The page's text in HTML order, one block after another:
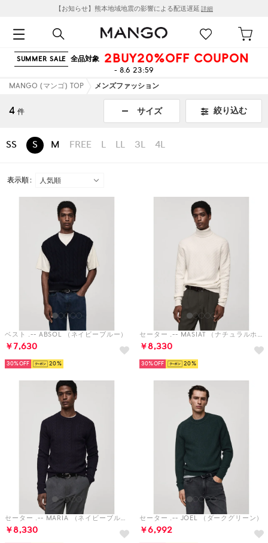
【お知らせ】熊本地域地震の影響による配送遅延 詳細
SUMMER SALE 全品対象 2BUY20%OFF COUPON
- 8.6 23:59
MANGO (マンゴ) TOP メンズファッション
4 件 サイズ 絞り込む
SS S M FREE L LL 3L 4L
表示順 :
ベスト .-- ABSOL （ネイビーブルー）
￥7,630
30% 20
セーター .-- MASIAT （ナチュラルホワイト）
￥8,330
30% 20
セーター .-- MARIA （ネイビーブルー）
￥8,330
セーター .-- JOEL （ダークグリーン）
￥6,992